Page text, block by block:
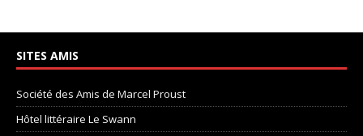
SITES AMIS
Société des Amis de Marcel Proust
Hôtel littéraire Le Swann